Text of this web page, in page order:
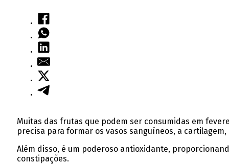
Muitas das frutas que podem ser consumidas em
precisa para formar os vasos sanguíneos, a
Além disso, é um poderoso antioxidante,
constipações.